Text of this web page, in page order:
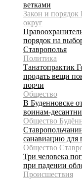
ветками
Закон и порядок
округ
порядок на
Ставрополья
Политика
Танатопрактик
продать вещи
порчи
Общество
В Буденновске
воинам-
Общество
санавиацию для
Общество
Три человека
при падении
Происшествия